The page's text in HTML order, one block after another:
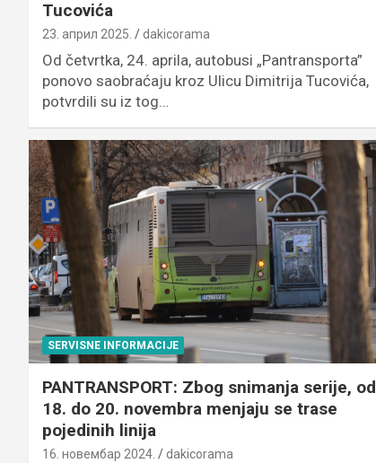
Tucovića
23. април 2025. dakicorama
Od četvrtka, 24. aprila, autobusi „Pantransporta”
ponovo saobraćaju kroz Ulicu Dimitrija Tucovića,
potvrdili su iz tog…
SERVISNE INFORMACIJE
PANTRANSPORT: Zbog snimanja serije, od
18. do 20. novembra menjaju se trase
pojedinih linija
16. новембар 2024. dakicorama